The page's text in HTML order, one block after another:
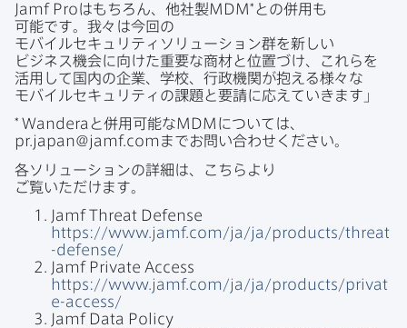
Jamf Proは​もちろん、​他社製MDM*との​併用も​
可能です。​我々は​今回の​
モバイルセキュリティソリューション群を​新しい​
ビジネス機会に​向けた​重要な​商材と​位置づけ、​これらを​
活用して​国内の​企業、​学校、​行政機関が​抱える​様々な​
モバイルセキュリティの​課題と​要請に​応えていきます」
* Wandera と​併用可能なMDM に​ついては、
pr. japan@jamf. com まで​お問い​合わせください。
各ソリューションの​詳細は、​こちらより​
ご覧いただけます。
Jamf Threat Defense
https://www. jamf. com /ja /ja /products/threat
-defense/
Jamf Private Access
https://www. jamf. com /ja /ja /products/privat
e-access/
Jamf Data Policy